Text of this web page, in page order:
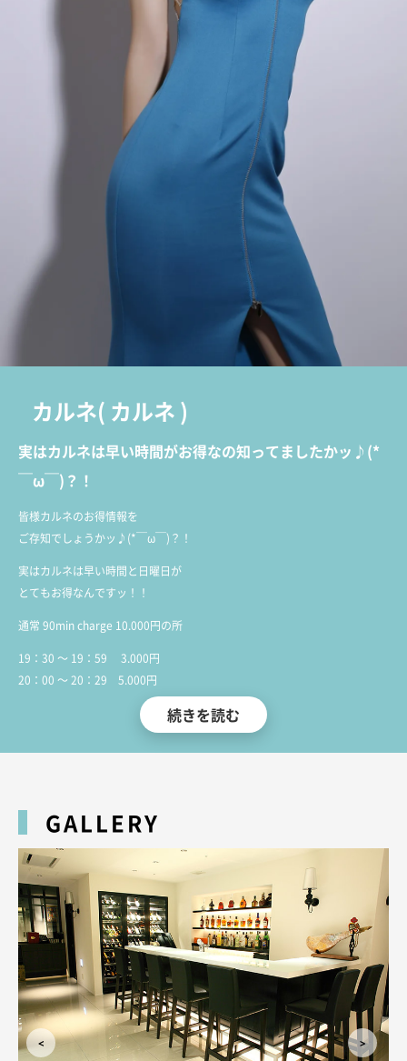
カルネ( カルネ )
実はカルネは早い時間がお得なの知ってましたかッ♪(*
￣ω￣)？！
皆様カルネのお得情報を
ご存知でしょうかッ♪(*￣ω￣)？！
実はカルネは早い時間と日曜日が
とてもお得なんですッ！！
通常 90min charge 10.000円の所
19：30 ～ 19：59 3.000円
20：00 ～ 20：29 5.000円
20：30 ～ 20：55 7.000円
こんなにお得すぎるんですッッ（T＾T）！！
そしてそして更に毎週日曜日は
オールタイム 1st Charge が
半額なんですッΣ(・ω・ノ)ノ！！
19：30 ～ 19：59 3.000円 → 1.500円！！
20：00 ～ 20：29 5.000円 → 2.500円！！
20：30 ～ 20：55 7.000円 → 3.500円！！
21：00 ～ 10.000円 → 5.000円！！
日曜日の料金、こんなにお得なんですッッ（T＾T）！！
新規・ご指名のあるお客様、ビジター・メンバーと、すべてのお客様が対象
続きを読む
GALLERY